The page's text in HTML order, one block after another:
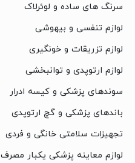
سرنگ های ساده و لوئرلاک
لوازم تنفسی و بیهوشی
لوازم تزریقات و خونگیری
لوازم ارتوپدی و توانبخشی
سوندهای پزشکی و کیسه ادرار
باندهای پزشکی و گچ ارتوپدی
تجهیزات سلامتی خانگی و فردی
لوازم معاینه پزشکی یکبار مصرف